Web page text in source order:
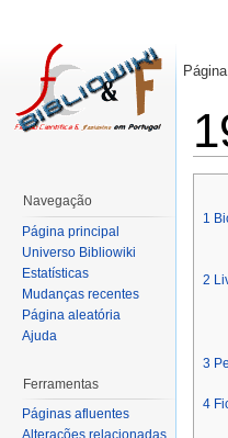
1
2
3
4
Página
Navegação
Página principal
Universo Bibliowiki
Estatísticas
Mudanças recentes
Página aleatória
Ajuda
Ferramentas
Páginas afluentes
Alterações relacionadas